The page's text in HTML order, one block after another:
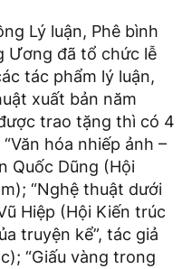
Lý luận, Phê bình
Ương đã tổ chức lễ
tác phẩm lý luận,
xuất bản năm
trao tặng thì có 4
hóa nhiếp ảnh –
Quốc Dũng (Hội
“Nghệ thuật dưới
Hiệp (Hội Kiến trúc
truyện kể”, tác giả
“Giấu vàng trong